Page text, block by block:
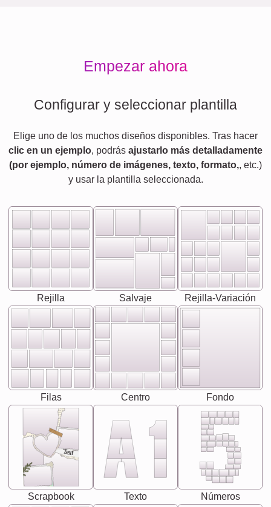
Empezar ahora
Configurar y seleccionar plantilla
Elige uno de los muchos diseños disponibles. Tras hacer
clic en un ejemplo, podrás ajustarlo más detalladamente
(por ejemplo, número de imágenes, texto, formato,, etc.)
y usar la plantilla seleccionada.
Rejilla Salvaje Rejilla-Variación
Filas Centro Fondo
Text
Scrapbook Texto Números